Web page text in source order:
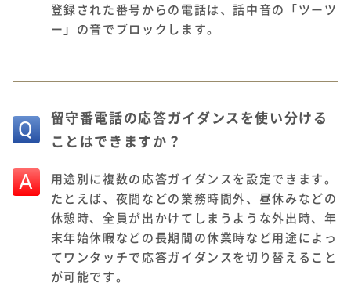
登録された番号からの電話は、話中音の「ツーツ
ー」の音でブロックします。
留守番電話の応答ガイダンスを使い分ける
ことはできますか？
A
用途別に複数の応答ガイダンスを設定できます。
たとえば、夜間などの業務時間外、昼休みなどの
休憩時、全員が出かけてしまうような外出時、年
末年始休暇などの長期間の休業時など用途によっ
てワンタッチで応答ガイダンスを切り替えること
が可能です。